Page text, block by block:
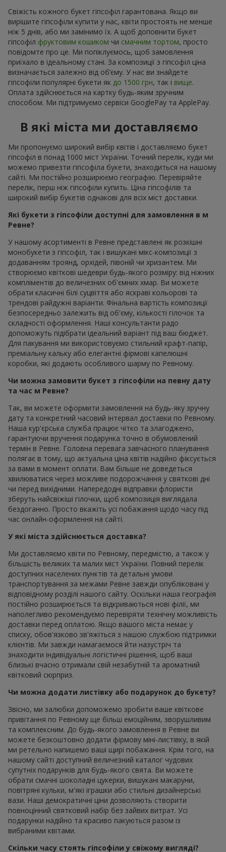
Свіжість кожного букет гіпсофіл гарантована. Якщо ви
вирішите гіпсофіли купити у нас, квіти простоять не менше
ніж 5 днів, або ми замінимо їх. А щоб доповнити букет
гіпсофіл фруктовим кошиком чи смачним тортом, просто
повідомте про це. Ми попіклуємось, щоб замовлення
приїхало в ідеальному стані. За композиції з гіпсофіл ціна
визначається залежно від об’єму. У нас ви знайдете
гіпсофіли популярні букети як до 1500 грн, так і вище.
Оплата здійснюється на картку будь-яким зручним
способом. Ми підтримуємо сервіси GooglePay та ApplePay.
В які міста ми доставляємо
Ми пропонуємо широкий вибір квітів і доставляємо букет
гіпсофіл в понад 1000 міст України. Точний перелік, куди ми
можемо привезти гіпсофіла букети, знаходиться на нашому
сайті. Ми постійно розширюємо географію. Перевіряйте
перелік, перш ніж гіпсофіли купить. Ціна гіпсофілів та
широкий вибір букетів однакові для всіх міст доставки.
Які букети з гіпсофіли доступні для замовлення в м
Ревне?
У нашому асортименті в Ревне представлені як розкішні
монобукети з гіпсофіл, так і вишукані мікс-композиції з
додаванням троянд, орхідей, півоній чи хризантем. Ми
створюємо квіткові шедеври будь-якого розміру: від ніжних
компліментів до величезних об'ємних хмар. Ви можете
обрати класичні білі суцвіття або яскраві кольорові та
трендові райдужні варіанти. Фінальна вартість композиції
безпосередньо залежить від об'єму, кількості гілочок та
складності оформлення. Наші консультанти радо
допоможуть підібрати ідеальний варіант під ваш бюджет.
Для пакування ми використовуємо стильний крафт-папір,
преміальну кальку або елегантні фірмові капелюшні
коробки, які додають особливого шарму по Ревному.
Чи можна замовити букет з гіпсофіли на певну дату
та час м Ревне?
Так, ви можете оформити замовлення на будь-яку зручну
дату та конкретний часовий інтервал доставки по Ревному.
Наша кур'єрська служба працює чітко та злагоджено,
гарантуючи вручення подарунка точно в обумовлений
термін в Ревне. Головна перевага завчасного планування
полягає в тому, що актуальна ціна квітів надійно фіксується
за вами в момент оплати. Вам більше не доведеться
хвилюватися через можливе подорожчання у святкові дні
чи перед вихідними. Напередодні відправки флористи
зберуть найсвіжіші гілочки, щоб композиція виглядала
бездоганно. Просто вкажіть усі побажання щодо часу під
час онлайн-оформлення на сайті.
У які міста здійснюється доставка?
Ми доставляємо квіти по Ревному, передмістю, а також у
більшість великих та малих міст України. Повний перелік
доступних населених пунктів та детальні умови
транспортування за межами Ревне завжди опубліковані у
відповідному розділі нашого сайту. Оскільки наша географія
постійно розширюється та відкриваються нові філії, ми
наполегливо рекомендуємо перевіряти технічну можливість
доставки перед оплатою. Якщо вашого міста немає у
списку, обов'язково зв'яжіться з нашою службою підтримки
клієнтів. Ми завжди намагаємося йти назустріч та
знаходити індивідуальні логістичні рішення, щоб ваші
близькі вчасно отримали свій незабутній та ароматний
квітковий сюрприз.
Чи можна додати листівку або подарунок до букету?
Звісно, ми залюбки допоможемо зробити ваше квіткове
привітання по Ревному ще більш емоційним, зворушливим
та комплексним. До будь-якого замовлення в Ревне ви
можете безкоштовно додати фірмову міні-листівку, в якій
ми ретельно напишемо ваші щирі побажання. Крім того, на
нашому сайті доступний величезний каталог чудових
супутніх подарунків для будь-якого свята. Ви можете
обрати смачні шоколадні цукерки, вишукані макаруни,
повітряні кульки, м'які іграшки або стильні дизайнерські
вази. Наші демократичні ціни дозволяють створити
повноцінний святковий набір без зайвих витрат. Усі
подарунки надійно та красиво пакуються разом із
вибраними квітами.
Скільки часу стоять гіпсофіли у свіжому вигляді?